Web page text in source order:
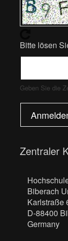
Bitte lösen
Geben Sie die
Zentraler
Biberach
Karlstraße
D-88400
Germany